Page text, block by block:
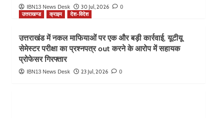
IBN13 News Desk 30 Jul, 2026 0
उत्तराखण्ड क्राइम देश-विदेश
उत्तराखंड में नकल माफियाओं पर एक और बड़ी कार्रवाई, यूटीयू
सेमेस्टर परीक्षा का प्रश्नपत्र out करने के आरोप में सहायक
प्रोफेसर गिरफ्तार
IBN13 News Desk 23 Jul, 2026 0